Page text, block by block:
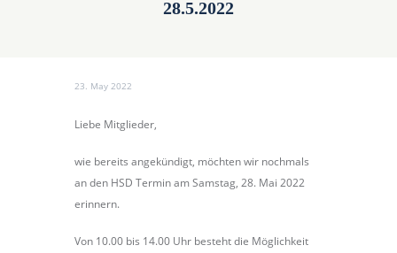
28.5.2022
23. May 2022
Liebe Mitglieder,
wie bereits angekündigt, möchten wir nochmals
an den HSD Termin am Samstag, 28. Mai 2022
erinnern.
Von 10.00 bis 14.00 Uhr besteht die Möglichkeit